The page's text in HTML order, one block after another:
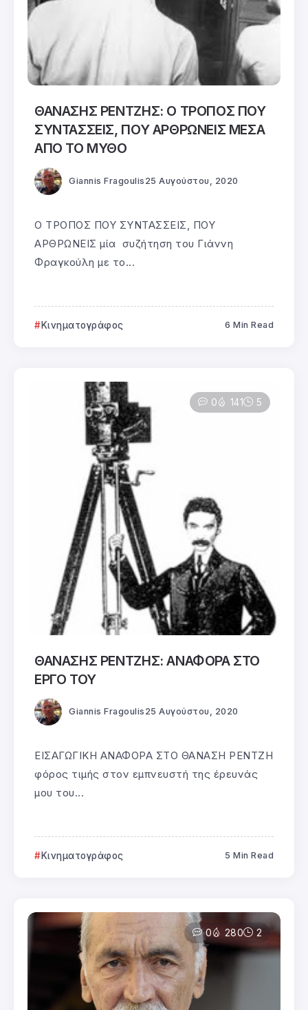
ΘΑΝΑΣΗΣ ΡΕΝΤΖΗΣ: Ο ΤΡΟΠΟΣ ΠΟΥ
ΣΥΝΤΑΣΣΕΙΣ, ΠΟΥ ΑΡΘΡΩΝΕΙΣ ΜΕΣΑ
ΑΠΟ ΤΟ ΜΥΘΟ
Giannis Fragoulis 25 Αυγούστου, 2020
Ο ΤΡΟΠΟΣ ΠΟΥ ΣΥΝΤΑΣΣΕΙΣ, ΠΟΥ
ΑΡΘΡΩΝΕΙΣ μία συζήτηση του Γιάννη
Φραγκούλη με το...
Κινηματογράφος 6 Min Read
0 141 5
ΘΑΝΑΣΗΣ ΡΕΝΤΖΗΣ: ΑΝΑΦΟΡΑ ΣΤΟ
ΕΡΓΟ ΤΟΥ
Giannis Fragoulis 25 Αυγούστου, 2020
ΕΙΣΑΓΩΓΙΚΗ ΑΝΑΦΟΡΑ ΣΤΟ ΘΑΝΑΣΗ ΡΕΝΤΖΗ
φόρος τιμής στον εμπνευστή της έρευνάς
μου του...
Κινηματογράφος 5 Min Read
0 280 2